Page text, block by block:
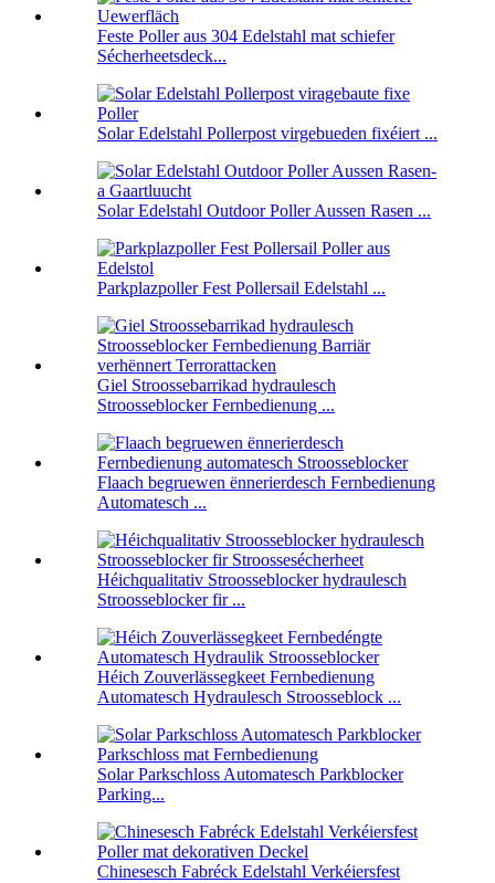
Feste Poller aus 304 Edelstahl mat schiefer
Sécherheetsdeck...
Solar Edelstahl Pollerpost virgebueden fixéiert ...
Solar Edelstahl Outdoor Poller Aussen Rasen ...
Parkplazpoller Fest Pollersail Edelstahl ...
Giel Stroossebarrikad hydraulesch
Stroosseblocker Fernbedienung ...
Flaach begruewen ënnerierdesch Fernbedienung
Automatesch ...
Héichqualitativ Stroosseblocker hydraulesch
Stroosseblocker fir ...
Héich Zouverlässegkeet Fernbedienung
Automatesch Hydraulesch Stroosseblock ...
Solar Parkschloss Automatesch Parkblocker
Parking...
Chinesesch Fabréck Edelstahl Verkéiersfest